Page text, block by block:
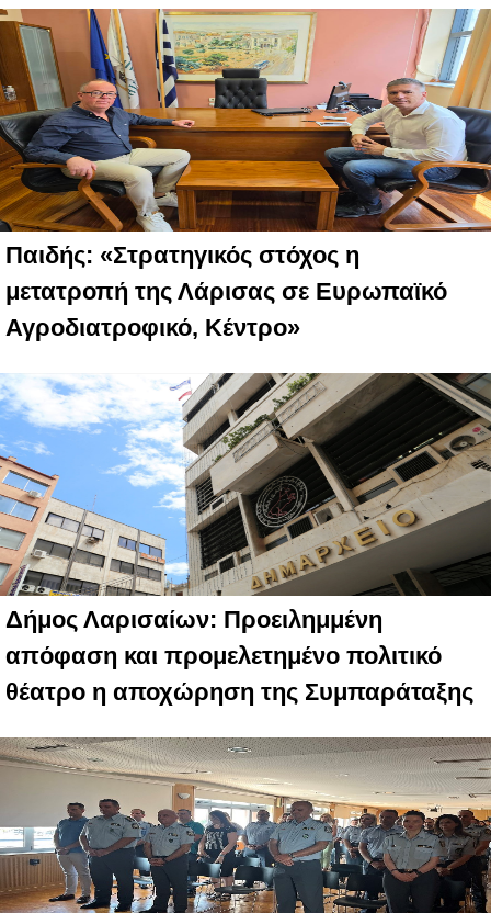
Παιδής: «Στρατηγικός στόχος η
μετατροπή της Λάρισας σε Ευρωπαϊκό
Αγροδιατροφικό, Κέντρο»
Δήμος Λαρισαίων: Προειλημμένη
απόφαση και προμελετημένο πολιτικό
θέατρο η αποχώρηση της Συμπαράταξης